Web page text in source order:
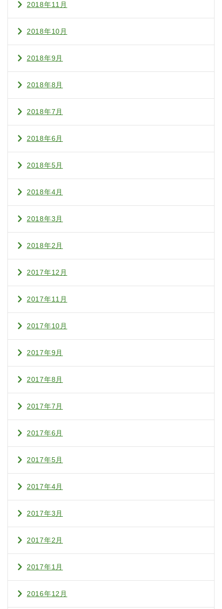
2018年11月
2018年10月
2018年9月
2018年8月
2018年7月
2018年6月
2018年5月
2018年4月
2018年3月
2018年2月
2017年12月
2017年11月
2017年10月
2017年9月
2017年8月
2017年7月
2017年6月
2017年5月
2017年4月
2017年3月
2017年2月
2017年1月
2016年12月